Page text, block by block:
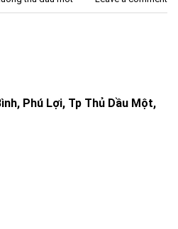
Phú Lợi, Tp Thủ Dầu Một,